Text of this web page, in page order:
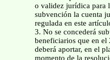
o validez jurídica para
subvención la cuenta
regulada en este
3. No se concederá
beneficiarios que en
deberá aportar, en el
momento de la